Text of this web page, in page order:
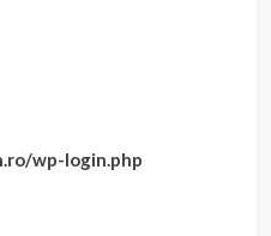
wp-login.php